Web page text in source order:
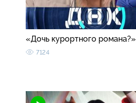
«Дочь курортного романа?»
7124